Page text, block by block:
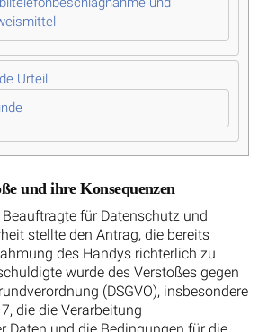
Urteil
und ihre Konsequenzen
für Datenschutz und
stellte den Antrag, die bereits
des Handys richterlich zu
wurde des Verstoßes gegen
(DSGVO), insbesondere
die die Verarbeitung